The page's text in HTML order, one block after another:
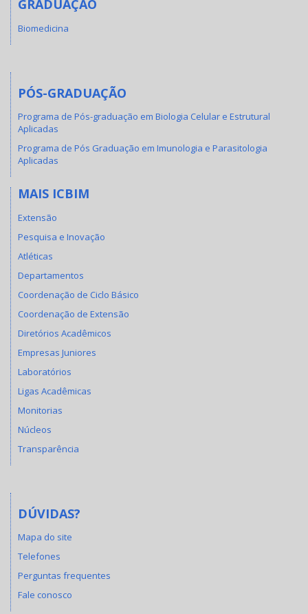
GRADUAÇÃO
Biomedicina
PÓS-GRADUAÇÃO
Programa de Pós-graduação em Biologia Celular e Estrutural
Aplicadas
Programa de Pós Graduação em Imunologia e Parasitologia
Aplicadas
MAIS ICBIM
Extensão
Pesquisa e Inovação
Atléticas
Departamentos
Coordenação de Ciclo Básico
Coordenação de Extensão
Diretórios Acadêmicos
Empresas Juniores
Laboratórios
Ligas Acadêmicas
Monitorias
Núcleos
Transparência
DÚVIDAS?
Mapa do site
Telefones
Perguntas frequentes
Fale conosco